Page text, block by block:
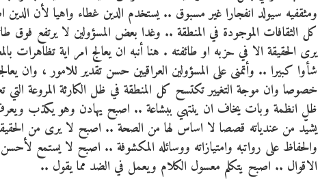
ومثقفيه سيولد انفجارا غير مسبوق .. يستخدم الدين غطاء واهيا لأن الدين
كل الثقافات الموجودة في المنطقة .. وغدا بعض المسؤولين لا يرتفع فوق
يرى الحقيقة الا في حزبه او طائفته . هنا أنبه ان يعالج امر اية تظاهرات
شأوا كبيرا .. وأتمنى على المسؤولين العراقيين حسن تقدير للامور ، وان
خصوصا وان موجة التغيير تكتسح كل المنطقة في ظل الكارثة المروعة التي
ظل انظمة وبات يخاف ان ينتهي ببشاعة .. اصبح يهادن وهو يكذب
يشيّد من عندياته قصصا لا اساس لها من الصحة .. اصبح لا يرى من
والحفاظ على رواتبه وامتيازاته ووسائله المكشوفة .. اصبح لا يستمع
الاقوال .. اصبح يتكلم معسول الكلام ويعمل في الضد مما يقول ..